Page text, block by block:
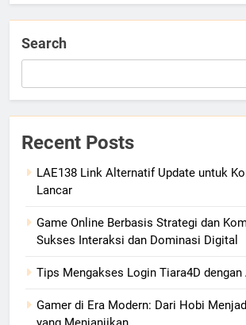
Search
Recent Posts
LAE138 Link Alternatif Update untuk
Lancar
Game Online Berbasis Strategi dan
Sukses Interaksi dan Dominasi Digital
Tips Mengakses Login Tiara4D dengan
Gamer di Era Modern: Dari Hobi